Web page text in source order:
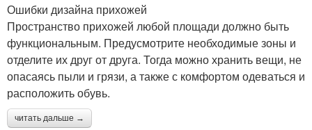
Ошибки дизайна прихожей
Пространство прихожей любой площади должно быть
функциональным. Предусмотрите необходимые зоны и
отделите их друг от друга. Тогда можно хранить вещи, не
опасаясь пыли и грязи, а также с комфортом одеваться и
расположить обувь.
читать дальше →